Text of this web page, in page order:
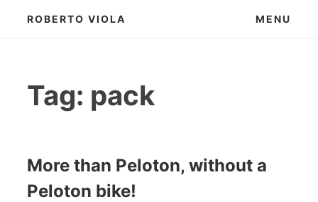
ROBERTO VIOLA MENU
Tag: pack
More than Peloton, without a
Peloton bike!